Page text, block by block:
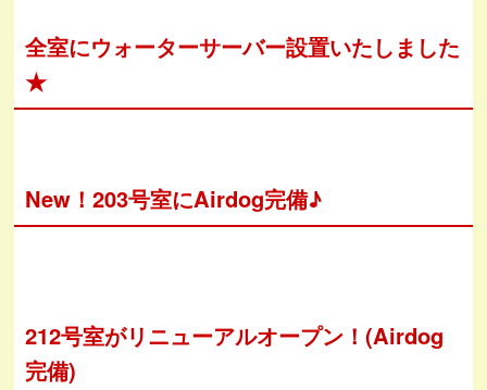
全室にウォーターサーバー設置いたしました
★
New！203号室にAirdog完備♪
212号室がリニューアルオープン！(Airdog
完備)